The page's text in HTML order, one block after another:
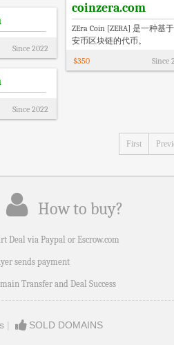
coinzera.com
ZEra Coin [ZERA] 是一种基
安币区块链的代币。
$350 Since
Since 2022
Since 2022
First
How to buy?
Deal via Paypal or Escrow.com
sends payment
Transfer and Deal Success
| SOLD DOMAINS